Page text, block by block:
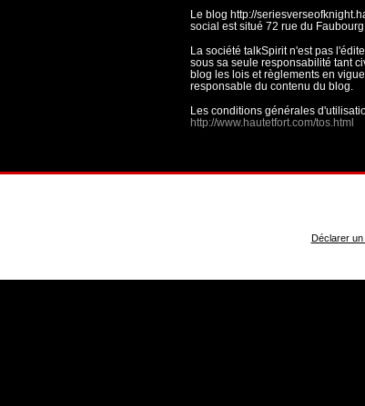
Le blog http://
social est situé 72 rue du
La société talkSpirit n'est pas
sous sa seule responsabilité tant
blog les lois et règlements en
responsable du contenu du blog.
Les conditions générales
http://www.hautetfort.com/tos.html
Déclarer un